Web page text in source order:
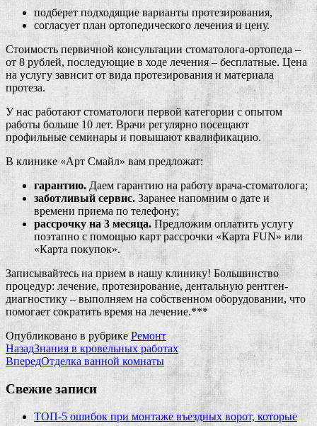
подберет подходящие варианты протезирования,
согласует план ортопедического лечения и цену.
Стоимость первичной консультации стоматолога-ортопеда –
от 8 рублей, последующие в ходе лечения – бесплатные. Цена
на услугу зависит от вида протезирования и материала
протеза.
У нас работают стоматологи первой категории с опытом
работы больше 10 лет. Врачи регулярно посещают
профильные семинары и повышают квалификацию.
В клинике «Арт Смайл» вам предложат:
гарантию. Даем гарантию на работу врача-стоматолога;
заботливый сервис. Заранее напомним о дате и
времени приема по телефону;
рассрочку на 3 месяца. Предложим оплатить услугу
поэтапно с помощью карт рассрочки «Карта FUN» или
«Карта покупок».
Записывайтесь на прием в нашу клинику! Большинство
процедур: лечение, протезирование, дентальную рентген-
диагностику – выполняем на собственном оборудовании, что
помогает сократить время на лечение.***
Опубликовано в рубрике Ремонт
НазадЗнания в кровельных работах
ВпередОтделка ванной комнаты
Свежие записи
ТОП-5 ошибок при монтаже въездных ворот, которые